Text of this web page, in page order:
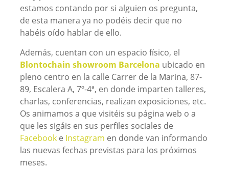
estamos contando por si alguien os pregunta,
de esta manera ya no podéis decir que no
habéis oído hablar de ello.
Además, cuentan con un espacio físico, el
Blontochain showroom Barcelona ubicado en
pleno centro en la calle Carrer de la Marina, 87-
89, Escalera A, 7º-4ª, en donde imparten talleres,
charlas, conferencias, realizan exposiciones, etc.
Os animamos a que visitéis su página web o a
que les sigáis en sus perfiles sociales de
Facebooke Instagram en donde van informando
las nuevas fechas previstas para los próximos
meses.